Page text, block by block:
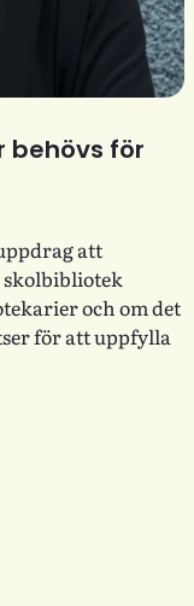
behövs för
att
skolbibliotek
och om det
för att uppfylla